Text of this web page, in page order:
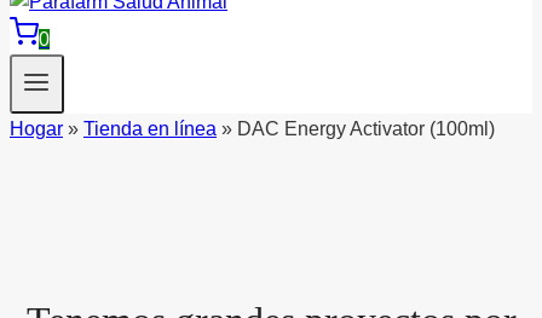
0
Hogar » Tienda en línea » DAC Energy Activator (100ml)